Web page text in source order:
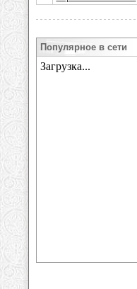
Популярное в сети